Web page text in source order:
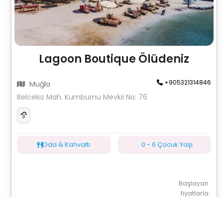
Lagoon Boutique Ölüdeniz
Muğla +905321314846
Belcekız Mah. Kumburnu Mevkii No: 76
Oda & Kahvaltı 0 - 6 Çocuk Yaşı
Başlayan
fiyatlarla